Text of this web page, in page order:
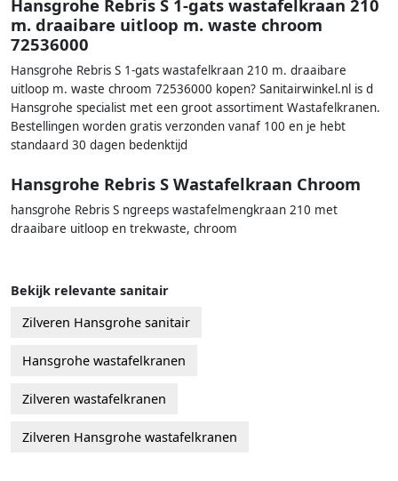
Hansgrohe Rebris S 1-gats wastafelkraan 210
m. draaibare uitloop m. waste chroom
72536000
Hansgrohe Rebris S 1-gats wastafelkraan 210 m. draaibare
uitloop m. waste chroom 72536000 kopen? Sanitairwinkel.nl is d
Hansgrohe specialist met een groot assortiment Wastafelkranen.
Bestellingen worden gratis verzonden vanaf 100 en je hebt
standaard 30 dagen bedenktijd
Hansgrohe Rebris S Wastafelkraan Chroom
hansgrohe Rebris S ngreeps wastafelmengkraan 210 met
draaibare uitloop en trekwaste, chroom
Bekijk relevante sanitair
Zilveren Hansgrohe sanitair
Hansgrohe wastafelkranen
Zilveren wastafelkranen
Zilveren Hansgrohe wastafelkranen